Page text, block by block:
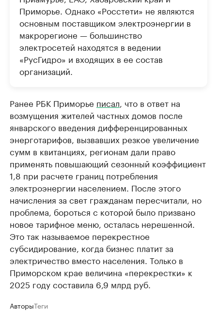
Приморье. Однако «Росстети» не являются
основным поставщиком электроэнергии в
макрорегионе — большинство
электросетей находятся в ведении
«РусГидро» и входящих в ее состав
организаций.
Ранее РБК Приморье писал , что в ответ на
возмущения жителей частных домов после
январского введения дифференцированных
энерготарифов, вызвавших резкое увеличение
сумм в квитанциях, регионам дали право
применять повышающий сезонный коэффициент
1,8 при расчете границ потребления
электроэнергии населением. После этого
начисления за свет гражданам пересчитали, но
проблема, бороться с которой было призвано
новое тарифное меню, осталась нерешенной.
Это так называемое перекрестное
субсидирование, когда бизнес платит за
электричество вместо населения. Только в
Приморском крае величина «перекрестки» к
2025 году составила 6,9 млрд руб.
АвторыТеги